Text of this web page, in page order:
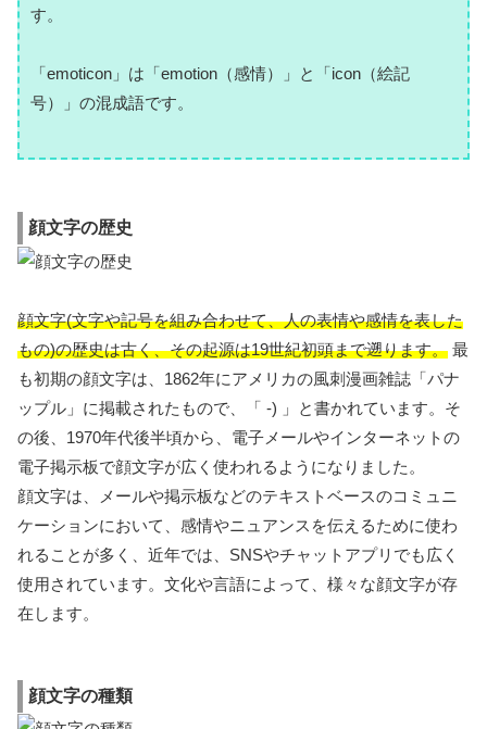
す。
「emoticon」は「emotion（感情）」と「icon（絵記
号）」の混成語です。
顔文字の歴史
顔文字(文字や記号を組み合わせて、人の表情や感情を表した
もの)の歴史は古く、その起源は19世紀初頭まで遡ります。 最
も初期の顔文字は、1862年にアメリカの風刺漫画雑誌「パナ
ップル」に掲載されたもので、「 -) 」と書かれています。そ
の後、1970年代後半頃から、電子メールやインターネットの
電子掲示板で顔文字が広く使われるようになりました。
顔文字は、メールや掲示板などのテキストベースのコミュニ
ケーションにおいて、感情やニュアンスを伝えるために使わ
れることが多く、近年では、SNSやチャットアプリでも広く
使用されています。文化や言語によって、様々な顔文字が存
在します。
顔文字の種類